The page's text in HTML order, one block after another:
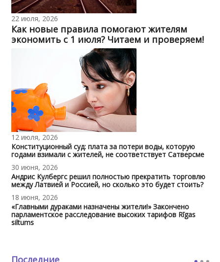
22 июля, 2026
Как новые правила помогают жителям
экономить с 1 июля? Читаем и проверяем!
12 июля, 2026
Конституционный суд: плата за потери воды, которую
годами взимали с жителей, не соответствует Сатверсме
30 июня, 2026
Андрис Кулбергс решил полностью прекратить торговлю
между Латвией и Россией, но сколько это будет стоить?
18 июня, 2026
«Главными дураками назначены жители!» Закончено
парламентское расследование высоких тарифов Rīgas
siltums
Последние